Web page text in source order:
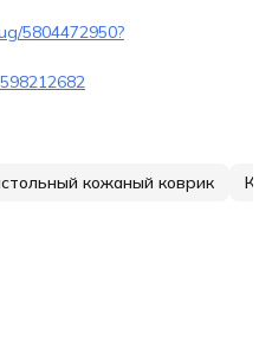
5804472950?
кожаный коврик